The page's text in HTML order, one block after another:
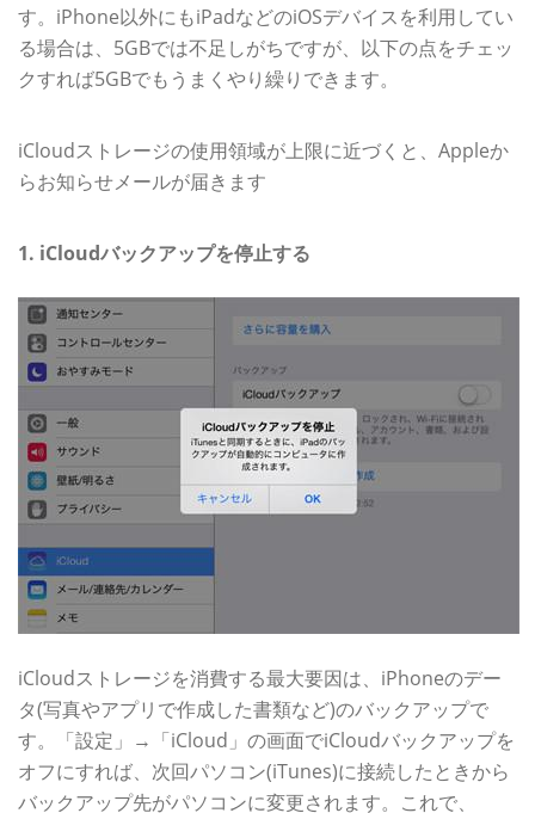
す。iPhone以外にもiPadなどのiOSデバイスを利用してい
る場合は、5GBでは不足しがちですが、以下の点をチェッ
クすれば5GBでもうまくやり繰りできます。
iCloudストレージの使用領域が上限に近づくと、Appleか
らお知らせメールが届きます
1. iCloudバックアップを停止する
iCloudストレージを消費する最大要因は、iPhoneのデー
タ(写真やアプリで作成した書類など)のバックアップで
す。「設定」→「iCloud」の画面でiCloudバックアップを
オフにすれば、次回パソコン(iTunes)に接続したときから
バックアップ先がパソコンに変更されます。これで、